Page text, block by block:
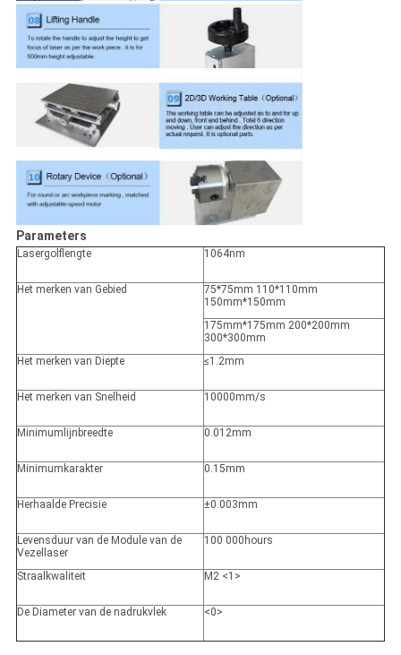
Parameters
Lasergolflengte 1064nm
Het merken van Gebied
75*75mm 110*110mm
150mm*150mm
175mm*175mm 200*200mm
300*300mm
Het merken van Diepte
≤1.2mm
Het merken van Snelheid 10000mm/s
Minimumlijnbreedte 0.012mm
Minimumkarakter 0.15mm
Herhaalde Precisie ±0.003mm
Levensduur van de Module van de
Vezellaser
100 000hours
Straalkwaliteit M2 <1>
De Diameter van de nadrukvlek <0>